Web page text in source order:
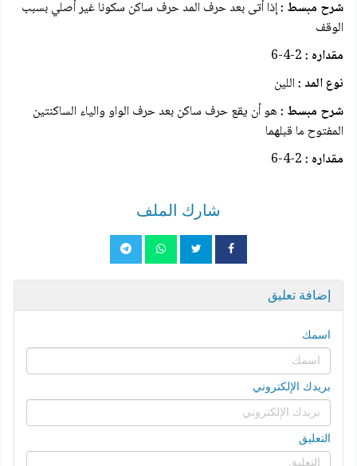
شرح مبسط :إذا أتى بعد حرف المد حرف ساكن سكونا غير أصلي بسبب
الوقف
مقداره :2-4-6
نوع المد :اللين
شرح مبسط :هو أن يقع حرف ساكن بعد حرف الواو والياء الساكنتين
المفتوح ما قبلهما
مقداره :2-4-6
شارك الملف
إضافة تعليق
اسمك
بريدك الإلكتروني
التعليق